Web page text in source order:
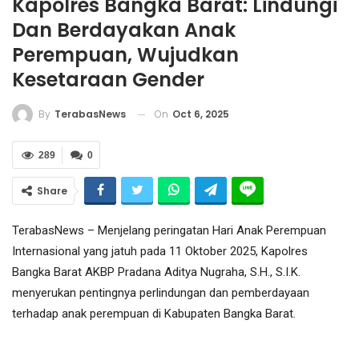
Dan Berdayakan Anak
Perempuan, Wujudkan
Kesetaraan Gender
By TerabasNews On Oct 6, 2025
0
289
Share
TerabasNews – Menjelang peringatan Hari Anak Perempuan
Internasional yang jatuh pada 11 Oktober 2025, Kapolres
Bangka Barat AKBP Pradana Aditya Nugraha, S.H., S.I.K.
menyerukan pentingnya perlindungan dan pemberdayaan
terhadap anak perempuan di Kabupaten Bangka Barat.